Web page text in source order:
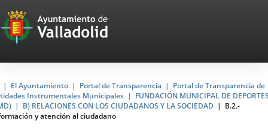
Portal
Web
del
Ayuntamiento
de
El Ayuntamiento Portal de Transparencia
Portal de Transparencia de
Instrumentales Municipales
FUNDACIÓN MUNICIPAL DE
B) RELACIONES CON LOS CIUDADANOS Y LA SOCIEDAD
B.2.-
y atención al ciudadano